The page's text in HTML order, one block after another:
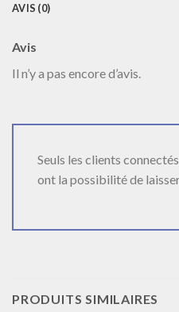
AVIS (0)
Avis
Il n’y a pas encore d’avis.
Seuls les clients
ont la possibilité de laisser
PRODUITS SIMILAIRES